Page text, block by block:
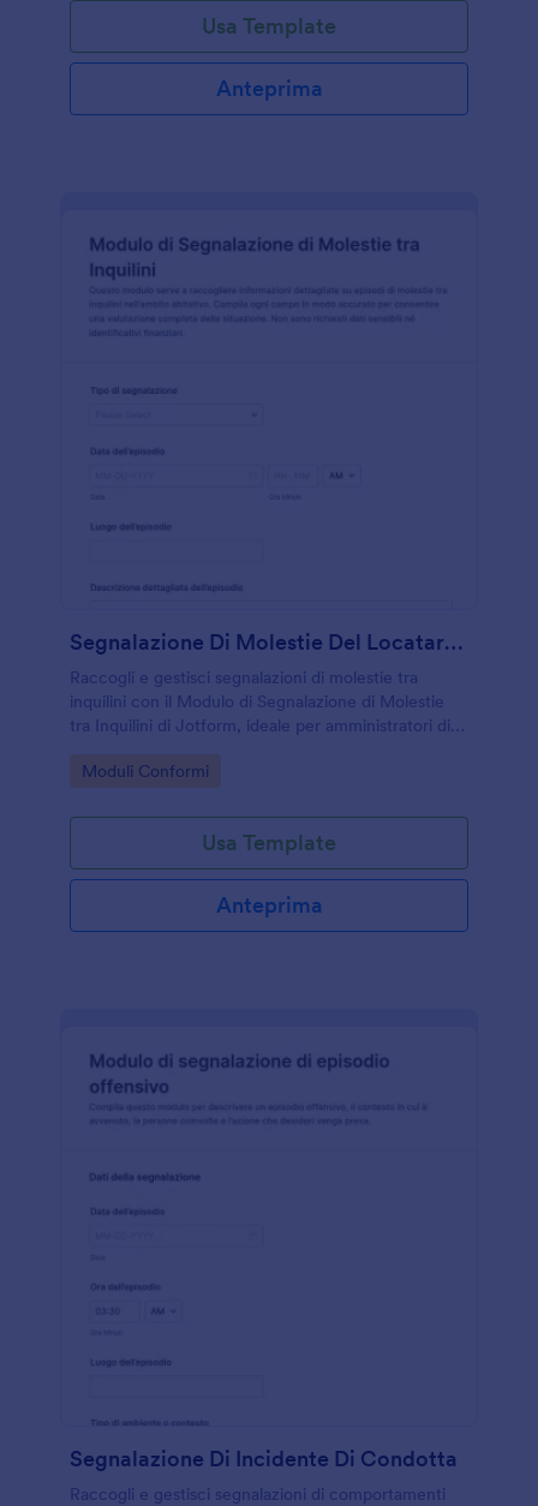
Usa Template
Anteprima
Segnalazione Di Molestie Del Locatario Form
Raccogli e gestisci segnalazioni di molestie tra
inquilini con il Modulo di Segnalazione di Molestie
tra Inquilini di Jotform, ideale per amministratori di
organizzare la raccolta dati online.
Go to Category:
Moduli Conformi
Usa Template
Anteprima
Segnalazione Di Incidente Di Condotta
Raccogli e gestisci segnalazioni di comportamenti